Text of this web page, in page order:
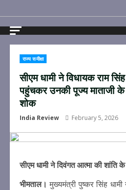
राज्य समीक्षा
सीएम धामी ने विधायक राम
पहुंचकर उनकी पूज्य माताजी के
शोक
India Review February 5, 2026
सीएम धामी ने दिवंगत आत्मा की शांति के
भीमताल।मुख्यमंत्री पुष्कर सिंह धामी